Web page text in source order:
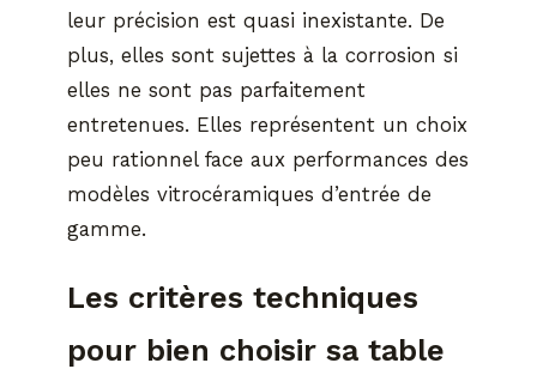
leur précision est quasi inexistante. De
plus, elles sont sujettes à la corrosion si
elles ne sont pas parfaitement
entretenues. Elles représentent un choix
peu rationnel face aux performances des
modèles vitrocéramiques d’entrée de
gamme.
Les critères techniques
pour bien choisir sa table